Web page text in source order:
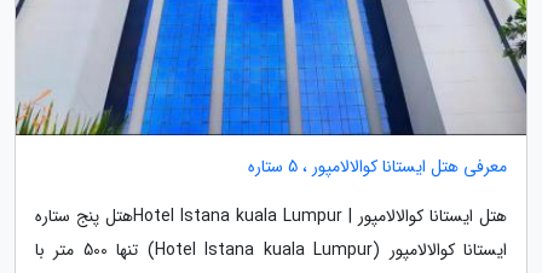
معرفی هتل ایستانا کوالالامپور ، 5 ستاره
هتل ایستانا کوالالامپور | Hotel Istana kuala Lumpurهتل پنج ستاره
ایستانا کوالالامپور (Hotel Istana kuala Lumpur) تنها 500 متر با